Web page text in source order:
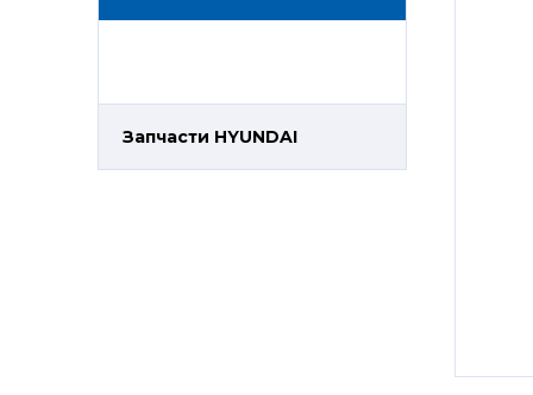
Запчасти HYUNDAI